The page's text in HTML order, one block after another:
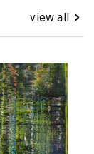
view all